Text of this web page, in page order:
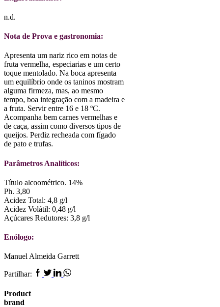
n.d.
Nota de Prova e gastronomia:
Apresenta um nariz rico em notas de
fruta vermelha, especiarias e um certo
toque mentolado. Na boca apresenta
um equilíbrio onde os taninos mostram
alguma firmeza, mas, ao mesmo
tempo, boa integração com a madeira e
a fruta. Servir entre 16 e 18 ºC.
Acompanha bem carnes vermelhas e
de caça, assim como diversos tipos de
queijos. Perdiz recheada com fígado
de pato e trufas.
Parâmetros Analíticos:
Título alcoométrico. 14%
Ph. 3,80
Acidez Total: 4,8 g/l
Acidez Volátil: 0,48 g/l
Açúcares Redutores: 3,8 g/l
Enólogo:
Manuel Almeida Garrett
Partilhar: Facebook
TwitterLinkedin
Whatsapp
Product
brand